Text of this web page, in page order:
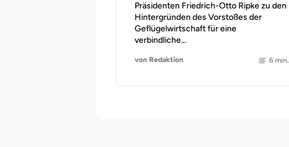
Präsidenten Friedrich-Otto Ripke zu den
Hintergründen des Vorstoßes der
Geflügelwirtschaft für eine
verbindliche…
von Redaktion 6 min.